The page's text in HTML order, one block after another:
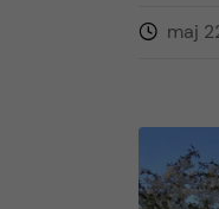
maj